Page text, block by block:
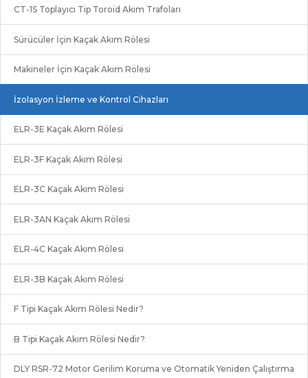
CT-1S Toplayıcı Tip Toroid Akım Trafoları
Sürücüler İçin Kaçak Akım Rölesi
Makineler İçin Kaçak Akım Rölesi
İzolasyon İzleme ve Kontrol Cihazları
ELR-3E Kaçak Akım Rölesi
ELR-3F Kaçak Akım Rölesi
ELR-3C Kaçak Akım Rölesi
ELR-3AN Kaçak Akım Rölesi
ELR-4C Kaçak Akım Rölesi
ELR-3B Kaçak Akım Rölesi
F Tipi Kaçak Akım Rölesi Nedir?
B Tipi Kaçak Akım Rölesi Nedir?
DLY RSR-72 Motor Gerilim Koruma ve Otomatik Yeniden Çalıştırma